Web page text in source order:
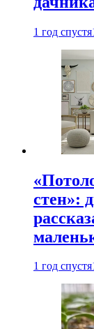
1 год спустя
стен»:
1 год спустя